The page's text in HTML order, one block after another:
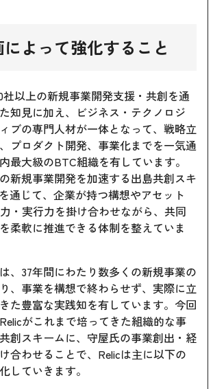
よって強化すること
以上の新規事業開発支援・共創を通
知見に加え、ビジネス・テクノロジ
ブの専門人材が一体となって、戦略立
プロダクト開発、事業化までを一気通
最大級のBTC組織を有しています。
新規事業開発を加速する出島共創スキ
通じて、企業が持つ構想やアセット
・実行力を掛け合わせながら、共同
柔軟に推進できる体制を整えていま
、37年間にわたり数多くの新規事業の
、事業を構想で終わらせず、実際に立
た豊富な実践知を有しています。今回
がこれまで培ってきた組織的な事
創スキームに、守屋氏の事業創出・経
合わせることで、Relicは主に以下の
していきます。